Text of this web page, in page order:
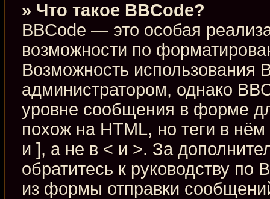
» Что такое BBCode?
BBCode — это особая
возможности по
Возможность использования
администратором, однако
уровне сообщения в форме
похож на HTML, но теги в
и ], а не в < и >. За
обратитесь к руководству по
из формы отправки